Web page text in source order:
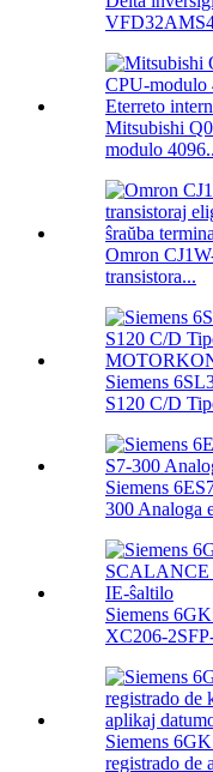
Mitsubishi
modulo
Omron
transistora...
Siemens
S120 C/D
Siemens
300 Analoga
Siemens
XC206-
Siemens
registrado de